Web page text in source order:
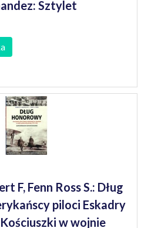
Sztylet
F, Fenn Ross S.: Dług
piloci Eskadry
w wojnie